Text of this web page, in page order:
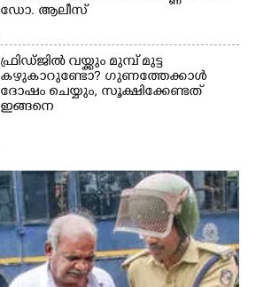
ഡോ. ആലീസ്
ഫ്രിഡ്ജിൽ വയ്ക്കും മുമ്പ് മുട്ട
കഴുകാറുണ്ടോ? ഗുണത്തേക്കാൾ
ദോഷം ചെയ്യും,​ സൂക്ഷിക്കേണ്ടത്
ഇങ്ങനെ